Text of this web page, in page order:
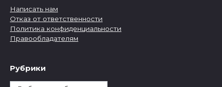
Написать нам
Отказ от ответственности
Политика конфиденциальности
Правообладателям
Рубрики